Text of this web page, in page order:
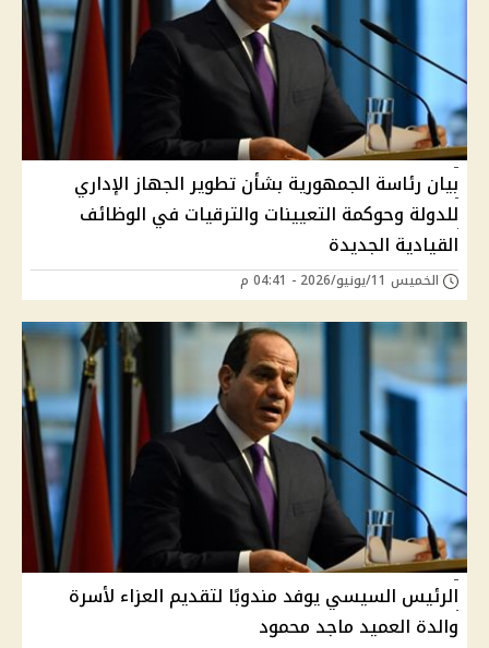
بيان رئاسة الجمهورية بشأن تطوير الجهاز الإداري
للدولة وحوكمة التعيينات والترقيات في الوظائف
القيادية الجديدة
الخميس 11/يونيو/2026 - 04:41 م
الرئيس السيسي يوفد مندوبًا لتقديم العزاء لأسرة
والدة العميد ماجد محمود